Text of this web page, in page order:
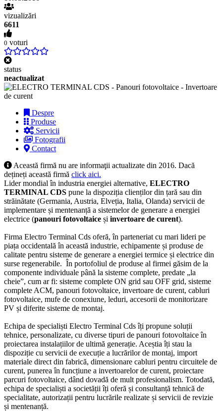
vizualizări
6611
0 voturi
status
neactualizat
Despre
Produse
Servicii
Fotografii
Contact
Această firmă nu are informaţii actualizate din 2016. Dacă
dețineți această firmă click aici.
Lider mondial în industria energiei alternative, ELECTRO
TERMINAL CDS pune la dispoziția clienților din țară sau din
străinătate (Germania, Austria, Elveția, Italia, Olanda) servicii de
implementare și mentenanță a sistemelor de generare a energiei
electrice (panouri fotovoltaice și invertoare de curent).
Firma Electro Terminal Cds oferă, în parteneriat cu mari lideri pe
piața occidentală în această industrie, echipamente și produse de
calitate pentru sisteme de generare a energiei termice și electrice din
surse regenerabile. În portofoliul de produse al firmei găsim de la
componente individuale până la sisteme complete, predate „la
cheie”, cum ar fi: sisteme complete ON grid sau OFF grid, sisteme
complete ACM, panouri fotovoltaice, invertoare de curent, cabluri
fotovoltaice, mufe de conexiune, leduri, accesorii de monitorizare
PV și diferite sisteme de montaj.
Echipa de specialiști Electro Terminal Cds îți propune soluții
tehnice, personalizate, cu diverse tipuri de panouri fotovoltaice în
proiectarea instalațiilor de ultimă generație. Aceștia îți stau la
dispoziție cu servicii de execuție a lucrărilor de montaj, import
materiale direct din fabrică, dimensionare cabluri pentru circuitele de
curent, punerea în funcțiune a invertoarelor de curent, proiectare
parcuri fotovoltaice, dând dovadă de mult profesionalism. Totodată,
echipa de specialiști a societății îți oferă și consultanță tehnică de
specialitate, autorizații pentru lucrările realizate și servicii de revizie
și mentenanță.